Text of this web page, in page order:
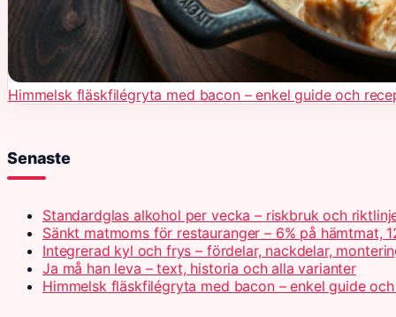
Himmelsk fläskfilégryta med bacon – enkel guide och
Senaste
Standardglas alkohol per vecka – riskbruk och
Sänkt matmoms för restauranger – 6% på hämtmat,
Integrerad kyl och frys – fördelar, nackdelar,
Ja må han leva – text, historia och alla varianter
Himmelsk fläskfilégryta med bacon – enkel guide